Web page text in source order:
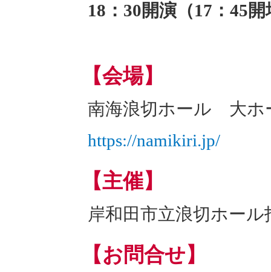
18：30開演（17：45開
【会場】
南海浪切ホール 大ホ
https://namikiri.jp/
【主催】
岸和田市立浪切ホール
【お問合せ】